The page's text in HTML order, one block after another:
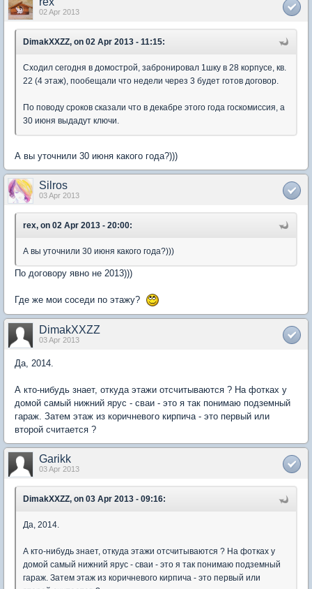
02 Apr 2013
DimakXXZZ, on 02 Apr 2013 - 11:15:
Сходил сегодня в домострой, забронировал 1шку в 28 корпусе, кв.
22 (4 этаж), пообещали что недели через 3 будет готов договор.
По поводу сроков сказали что в декабре этого года госкомиссия, а
30 июня выдадут ключи.
А вы уточнили 30 июня какого года?)))
Silros
03 Apr 2013
rex, on 02 Apr 2013 - 20:00:
А вы уточнили 30 июня какого года?)))
По договору явно не 2013)))
Где же мои соседи по этажу?
DimakXXZZ
03 Apr 2013
Да, 2014.
А кто-нибудь знает, откуда этажи отсчитываются ? На фотках у
домой самый нижний ярус - сваи - это я так понимаю подземный
гараж. Затем этаж из коричневого кирпича - это первый или
второй считается ?
Garikk
03 Apr 2013
DimakXXZZ, on 03 Apr 2013 - 09:16:
Да, 2014.
А кто-нибудь знает, откуда этажи отсчитываются ? На фотках у
домой самый нижний ярус - сваи - это я так понимаю подземный
гараж. Затем этаж из коричневого кирпича - это первый или